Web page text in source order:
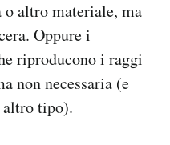
altro materiale, ma
Oppure i
riproducono i raggi
non necessaria (e
altro tipo).